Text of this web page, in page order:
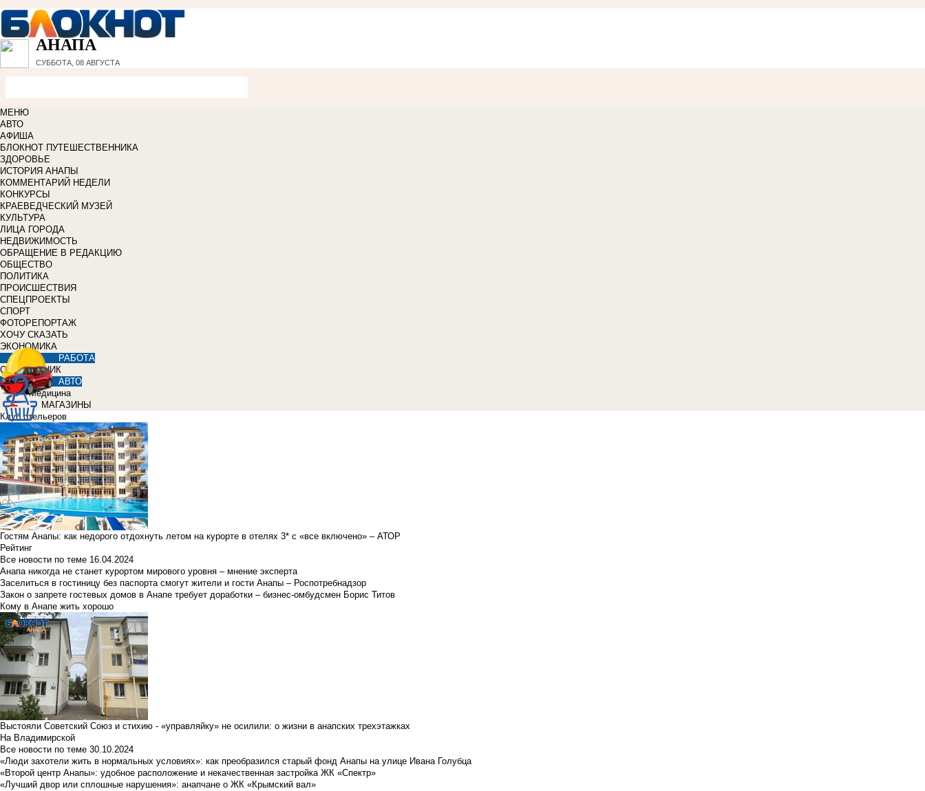
АНАПА
СУББОТА, 08 АВГУСТА
МЕНЮ
АВТО
АФИША
БЛОКНОТ ПУТЕШЕСТВЕННИКА
ЗДОРОВЬЕ
ИСТОРИЯ АНАПЫ
КОММЕНТАРИЙ НЕДЕЛИ
КОНКУРСЫ
КРАЕВЕДЧЕСКИЙ МУЗЕЙ
КУЛЬТУРА
ЛИЦА ГОРОДА
НЕДВИЖИМОСТЬ
ОБРАЩЕНИЕ В РЕДАКЦИЮ
ОБЩЕСТВО
ПОЛИТИКА
ПРОИСШЕСТВИЯ
СПЕЦПРОЕКТЫ
СПОРТ
ФОТОРЕПОРТАЖ
ХОЧУ СКАЗАТЬ
ЭКОНОМИКА
РАБОТА
СПРАВОЧНИК
АВТО
Медицина
МАГАЗИНЫ
Клуб отельеров
Гостям Анапы: как недорого отдохнуть летом на курорте в отелях 3* с «все включено» – АТОР
Рейтинг
Все новости по теме 16.04.2024
Анапа никогда не станет курортом мирового уровня – мнение эксперта
Заселиться в гостиницу без паспорта смогут жители и гости Анапы – Роспотребнадзор
Закон о запрете гостевых домов в Анапе требует доработки – бизнес-омбудсмен Борис Титов
Кому в Анапе жить хорошо
Выстояли Советский Союз и стихию - «управляйку» не осилили: о жизни в анапских трехэтажках
На Владимирской
Все новости по теме 30.10.2024
«Люди захотели жить в нормальных условиях»: как преобразился старый фонд Анапы на улице Ивана Голубца
«Второй центр Анапы»: удобное расположение и некачественная застройка ЖК «Спектр»
«Лучший двор или сплошные нарушения»: анапчане о ЖК «Крымский вал»